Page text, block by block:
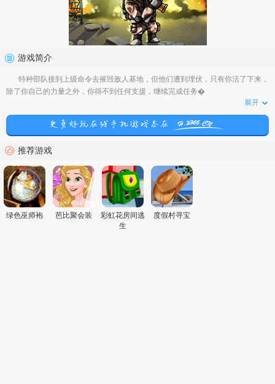
游戏简介
特种部队接到上级命令去摧毁敌人基地，但他们遭到埋伏，只有你活了下来，
除了你自己的力量之外，你得不到任何支援，继续完成任务�
展开
推荐游戏
绿色巫师袍 芭比聚会装
彩虹花房间逃
生
度假村寻宝